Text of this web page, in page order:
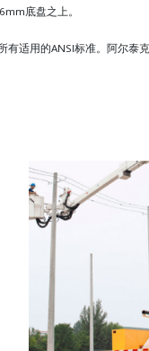
底盘之上。
适用的ANSI标准。阿尔泰